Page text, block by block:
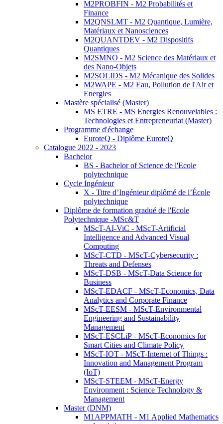
M2PROBFIN - M2 Probabilités et
Finance
M2QNSLMT - M2 Quantique, Lumière,
Matériaux et Nanosciences
M2QUANTDEV - M2 Dispositifs
Quantiques
M2SMNO - M2 Science des Matériaux et
des Nano-Objets
M2SOLIDS - M2 Mécanique des Solides
M2WAPE - M2 Eau, Pollution de l'Air et
Energies
Mastère spécialisé (Master)
MS ETRE - MS Energies Renouvelables :
Technologies et Entrepreneuriat (Master)
Programme d'échange
EuroteQ - Diplôme EuroteQ
Catalogue 2022 - 2023
Bachelor
BS - Bachelor of Science de l'Ecole
polytechnique
Cycle Ingénieur
X - Titre d’Ingénieur diplômé de l’École
polytechnique
Diplôme de formation gradué de l'Ecole
Polytechnique -MSc&T
MScT-AI-ViC - MScT-Artificial
Intelligence and Advanced Visual
Computing
MScT-CTD - MScT-Cybersecurity :
Threats and Defenses
MScT-DSB - MScT-Data Science for
Business
MScT-EDACF - MScT-Economics, Data
Analytics and Corporate Finance
MScT-EESM - MScT-Environmental
Engineering and Sustainability
Management
MScT-ESCLiP - MScT-Economics for
Smart Cities and Climate Policy
MScT-IOT - MScT-Internet of Things :
Innovation and Management Program
(IoT)
MScT-STEEM - MScT-Energy
Environment : Science Technology &
Management
Master (DNM)
M1APPMATH - M1 Applied Mathematics